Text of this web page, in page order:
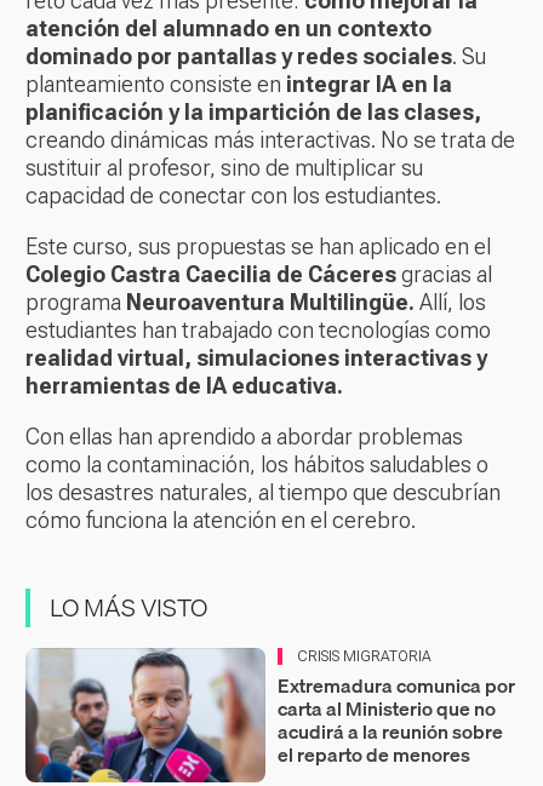
atención del alumnado en un contexto
dominado por pantallas y redes sociales. Su
planteamiento consiste en integrar IA en la
planificación y la impartición de las clases,
creando dinámicas más interactivas. No se trata de
sustituir al profesor, sino de multiplicar su
capacidad de conectar con los estudiantes.
Este curso, sus propuestas se han aplicado en el
Colegio Castra Caecilia de Cáceresgracias al
programa Neuroaventura Multilingüe. Allí, los
estudiantes han trabajado con tecnologías como
realidad virtual, simulaciones interactivas y
herramientas de IA educativa.
Con ellas han aprendido a abordar problemas
como la contaminación, los hábitos saludables o
los desastres naturales, al tiempo que descubrían
cómo funciona la atención en el cerebro.
LO MÁS VISTO
CRISIS MIGRATORIA
Extremadura comunica por
carta al Ministerio que no
acudirá a la reunión sobre
el reparto de menores